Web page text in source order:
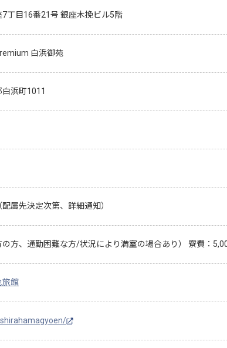
丁目16番21号 銀座木挽ビル5階
白浜御苑
浜町1011
属先決定次第、詳細通知）
方、通勤困難な方/状況により満室の場合あり） 寮費：
旅館